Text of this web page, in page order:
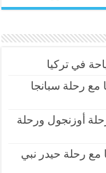
تركيا مع رحلة سبانجا
مع رحلة أوزنجول ورحلة
تركيا مع رحلة حيدر نبي